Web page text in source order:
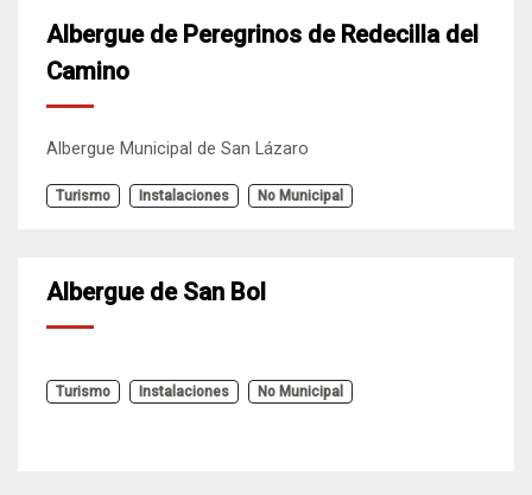
Albergue de Peregrinos de Redecilla del
Camino
Albergue Municipal de San Lázaro
Turismo Instalaciones No Municipal
Albergue de San Bol
Turismo Instalaciones No Municipal